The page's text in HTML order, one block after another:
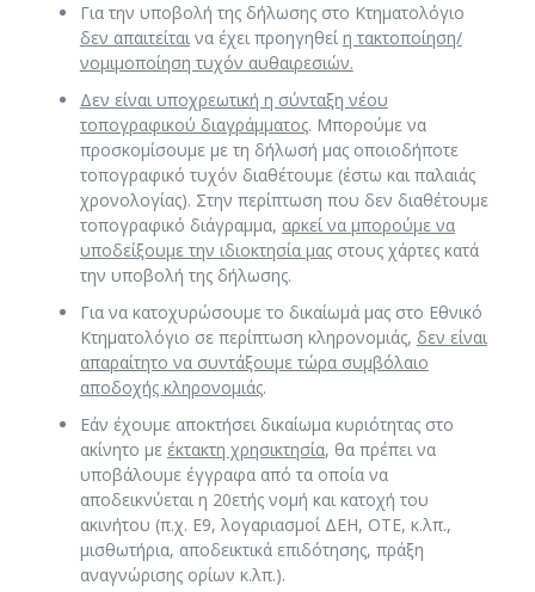
Για την υποβολή της δήλωσης στο Κτηματολόγιο
δεν απαιτείταινα έχει προηγηθείη τακτοποίηση/
νομιμοποίηση τυχόν αυθαιρεσιών.
Δεν είναι υποχρεωτική η σύνταξη νέου
τοπογραφικού διαγράμματος. Μπορούμε να
προσκομίσουμε με τη δήλωσή μας οποιοδήποτε
τοπογραφικό τυχόν διαθέτουμε (έστω και παλαιάς
χρονολογίας). Στην περίπτωση που δεν διαθέτουμε
τοπογραφικό διάγραμμα, αρκεί να μπορούμε να
υποδείξουμε την ιδιοκτησία μαςστους χάρτες κατά
την υποβολή της δήλωσης.
Για να κατοχυρώσουμε το δικαίωμά μας στο Εθνικό
Κτηματολόγιο σε περίπτωση κληρονομιάς, δεν είναι
απαραίτητο να συντάξουμε τώρα συμβόλαιο
αποδοχής κληρονομιάς.
Εάν έχουμε αποκτήσει δικαίωμα κυριότητας στο
ακίνητο με έκτακτη χρησικτησία, θα πρέπει να
υποβάλουμε έγγραφα από τα οποία να
αποδεικνύεται η 20ετής νομή και κατοχή του
ακινήτου (π.χ. Ε9, λογαριασμοί ΔΕΗ, ΟΤΕ, κ.λπ.,
μισθωτήρια, αποδεικτικά επιδότησης, πράξη
αναγνώρισης ορίων κ.λπ.).